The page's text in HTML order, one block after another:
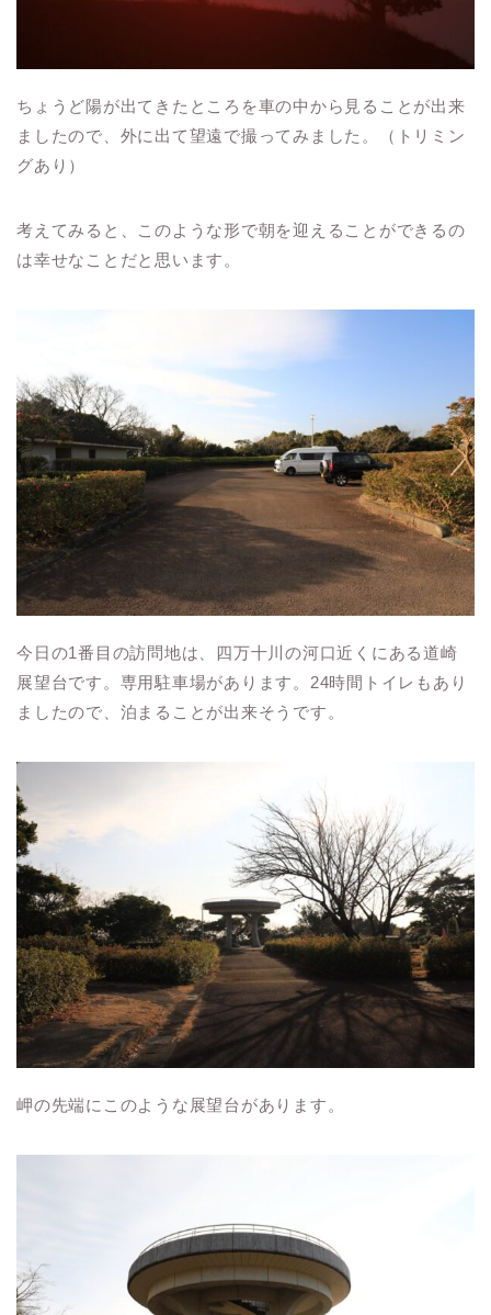
ちょうど陽が出てきたところを車の中から見ることが出来
ましたので、外に出て望遠で撮ってみました。（トリミン
グあり）
考えてみると、このような形で朝を迎えることができるの
は幸せなことだと思います。
今日の1番目の訪問地は、四万十川の河口近くにある道崎
展望台です。専用駐車場があります。24時間トイレもあり
ましたので、泊まることが出来そうです。
岬の先端にこのような展望台があります。